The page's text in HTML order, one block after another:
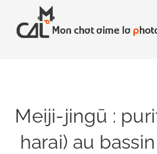
content
Meiji-jingū :
harai) au